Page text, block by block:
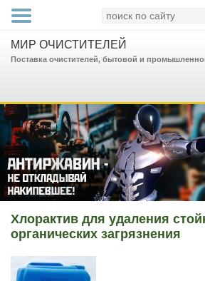
МИР ОЧИСТИТЕЛЕЙ
Поставка очистителей, бытовой и
Хлорактив для удаления
органических загрязнения